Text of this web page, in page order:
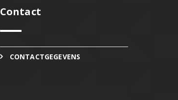
Contact
CONTACTGEGEVENS